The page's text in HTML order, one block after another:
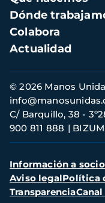
Dónde
Colabora
Actualidad
Información
de
contacto
© 2026 Manos
C/ Barquillo, 38 -
900 811 888
Menú
secundario
Información a
Aviso legalPolítica
Transparencia